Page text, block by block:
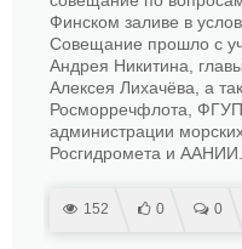
Финском заливе в
Совещание прошло с
Андрея Никитина,
Алексея Лихачёва, а
Росморречфлота, ФГУП
администрации
Росгидромета и ААНИИ.
152 0 0